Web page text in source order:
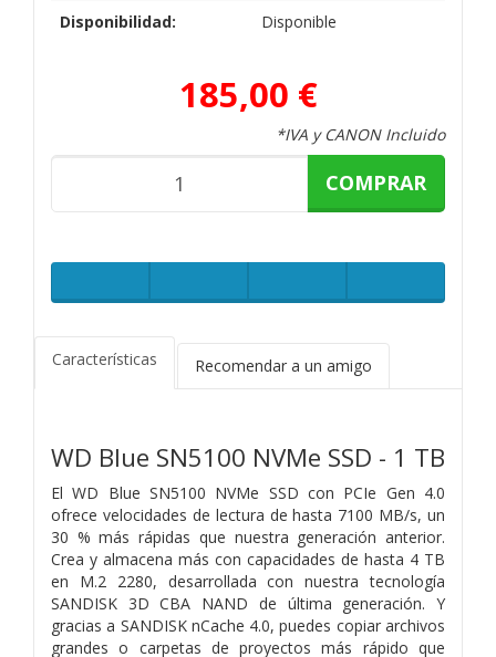
Disponibilidad:
Disponible
185,00 €
*IVA y CANON Incluido
COMPRAR
Características Recomendar a un amigo
WD Blue SN5100 NVMe SSD - 1 TB
El WD Blue SN5100 NVMe SSD con PCIe Gen 4.0
ofrece velocidades de lectura de hasta 7100 MB/s, un
30 % más rápidas que nuestra generación anterior.
Crea y almacena más con capacidades de hasta 4 TB
en M.2 2280, desarrollada con nuestra tecnología
SANDISK 3D CBA NAND de última generación. Y
gracias a SANDISK nCache 4.0, puedes copiar archivos
grandes o carpetas de proyectos más rápido que